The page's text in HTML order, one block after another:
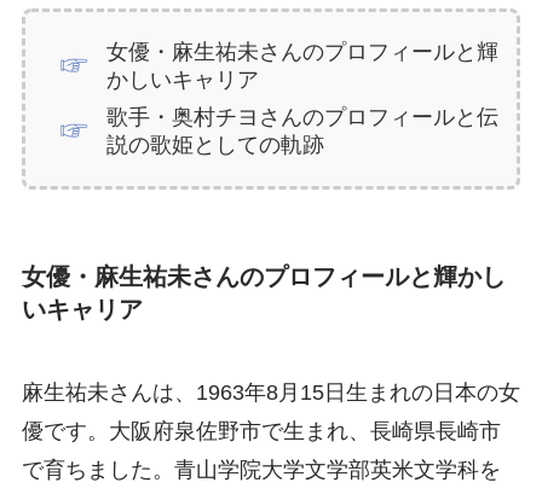
女優・麻生祐未さんのプロフィールと輝
かしいキャリア
歌手・奥村チヨさんのプロフィールと伝
説の歌姫としての軌跡
女優・麻生祐未さんのプロフィールと輝かし
いキャリア
麻生祐未さんは、1963年8月15日生まれの日本の女
優です。大阪府泉佐野市で生まれ、長崎県長崎市
で育ちました。青山学院大学文学部英米文学科を